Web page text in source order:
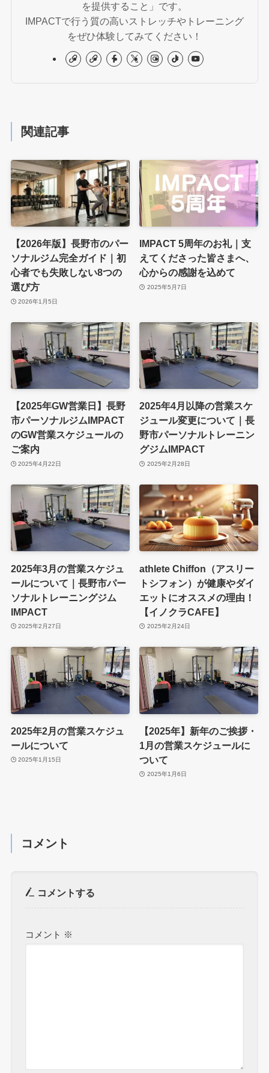
を提供すること」です。
IMPACTで行う質の高いストレッチやトレーニング
をぜひ体験してみてください！
関連記事
【2026年版】長野市のパー
ソナルジム完全ガイド｜初
心者でも失敗しない8つの
選び方
2026年1月5日
IMPACT 5周年のお礼｜支
えてくださった皆さまへ、
心からの感謝を込めて
2025年5月7日
【2025年GW営業日】長野
市パーソナルジムIMPACT
のGW営業スケジュールの
ご案内
2025年4月22日
2025年4月以降の営業スケ
ジュール変更について｜長
野市パーソナルトレーニン
グジムIMPACT
2025年2月28日
2025年3月の営業スケジュ
ールについて｜長野市パー
ソナルトレーニングジム
IMPACT
2025年2月27日
athlete Chiffon（アスリー
トシフォン）が健康やダイ
エットにオススメの理由！
【イノクラCAFE】
2025年2月24日
2025年2月の営業スケジュ
ールについて
2025年1月15日
【2025年】新年のご挨拶・
1月の営業スケジュールに
ついて
2025年1月6日
コメント
コメントする
コメント ※